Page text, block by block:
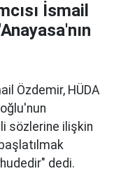
İsmail
Özdemir, HÜDA
sözlerine ilişkin
dedi.